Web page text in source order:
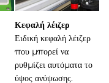
Κεφαλή λέιζερ
Ειδική κεφαλή λέιζερ
που μπορεί να
ρυθμίζει αυτόματα το
ύψος ανύψωσης.